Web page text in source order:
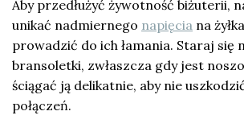
Aby przedłużyć żywotność biżuterii,
unikać nadmiernego napięcia na
prowadzić do ich łamania. Staraj się
bransoletki, zwłaszcza gdy jest
ściągać ją delikatnie, aby nie
połączeń.